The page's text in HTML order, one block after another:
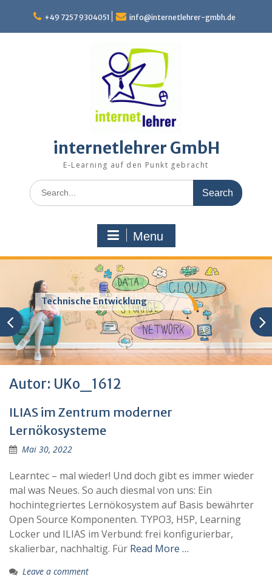
content
+49 7257 9304051 info@internetlehrer-gmbh.de
internetlehrer GmbH
E-Learning auf den Punkt gebracht
Search
for:
Menu
Technische Entwicklung
Autor: UKo_1612
ILIAS im Zentrum moderner
Lernökosysteme
Mai 30, 2022
Learntec – mal wieder! Und doch gibt es immer wieder
mal was Neues. So auch diesmal von uns: Ein
hochintegriertes Lernökosystem auf Basis bewährter
Open Source Komponenten. TYPO3, H5P, Learning
Locker und ILIAS im Verbund: frei konfigurierbar,
skalierbar, nachhaltig. Für Read More …
Leave a comment